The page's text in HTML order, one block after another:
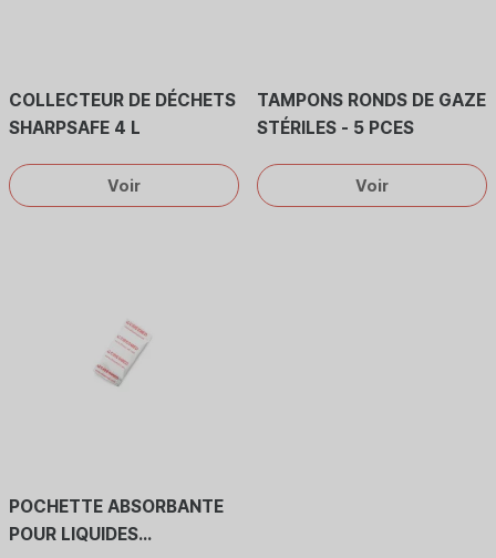
COLLECTEUR DE DÉCHETS
SHARPSAFE 4 L
Voir
TAMPONS RONDS DE GAZE
STÉRILES - 5 PCES
Voir
POCHETTE ABSORBANTE
POUR LIQUIDES